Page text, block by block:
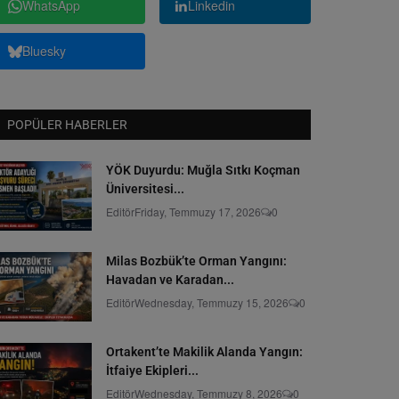
WhatsApp Linkedin
Bluesky
POPÜLER HABERLER
YÖK Duyurdu: Muğla Sıtkı Koçman
Üniversitesi...
EditörFriday, Temmuzy 17, 2026 0
Milas Bozbük’te Orman Yangını:
Havadan ve Karadan...
EditörWednesday, Temmuzy 15, 2026 0
Ortakent’te Makilik Alanda Yangın:
İtfaiye Ekipleri...
EditörWednesday, Temmuzy 8, 2026 0